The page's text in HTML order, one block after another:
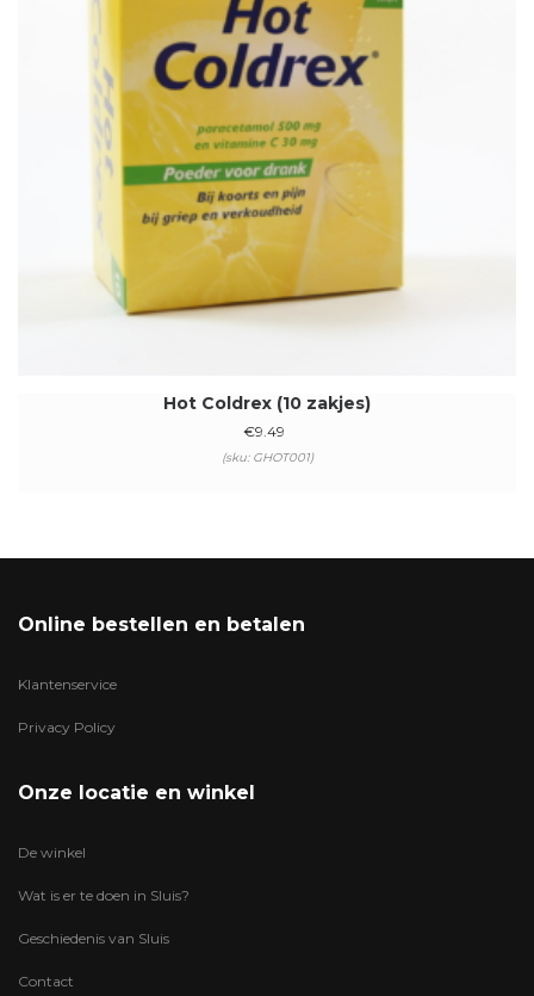
Hot Coldrex (10 zakjes)
€9.49
(sku: GHOT001)
Online bestellen en betalen
Klantenservice
Privacy Policy
Onze locatie en winkel
De winkel
Wat is er te doen in Sluis?
Geschiedenis van Sluis
Contact